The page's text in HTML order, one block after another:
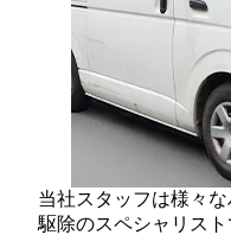
当社スタッフは様々
駆除のスペシャリス